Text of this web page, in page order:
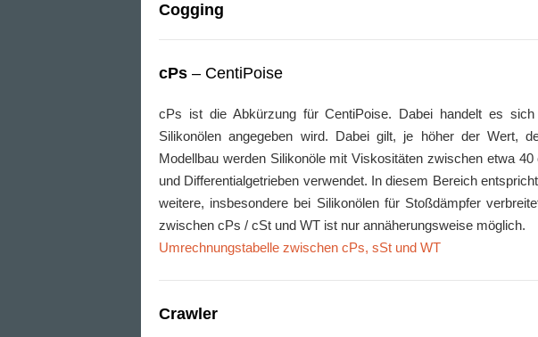
Cogging
cPs – CentiPoise
cPs ist die Abkürzung für CentiPoise. Dabei handelt es
Silikonölen angegeben wird. Dabei gilt, je höher der Wert,
Modellbau werden Silikonöle mit Viskositäten zwischen etwa
und Differentialgetrieben verwendet. In diesem Bereich
weitere, insbesondere bei Silikonölen für Stoßdämpfer
zwischen cPs / cSt und WT ist nur annäherungsweise möglich.
Umrechnungstabelle zwischen cPs, sSt und WT
Crawler